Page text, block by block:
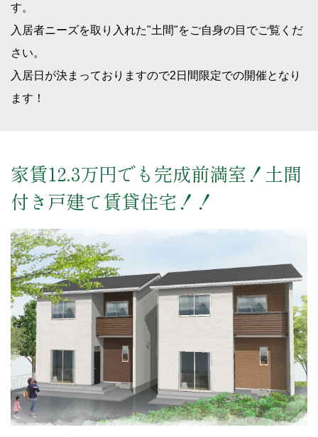
す。
入居者ニーズを取り入れた"土間"をご自身の目でご覧くだ
さい。
入居日が決まっておりますので2日間限定での開催となり
ます！
家賃12.3万円でも完成前満室！土間
付き戸建て賃貸住宅！！